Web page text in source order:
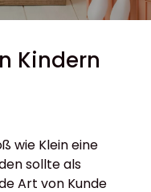
Kindern
wie Klein eine
sollte als
Art von Kunde